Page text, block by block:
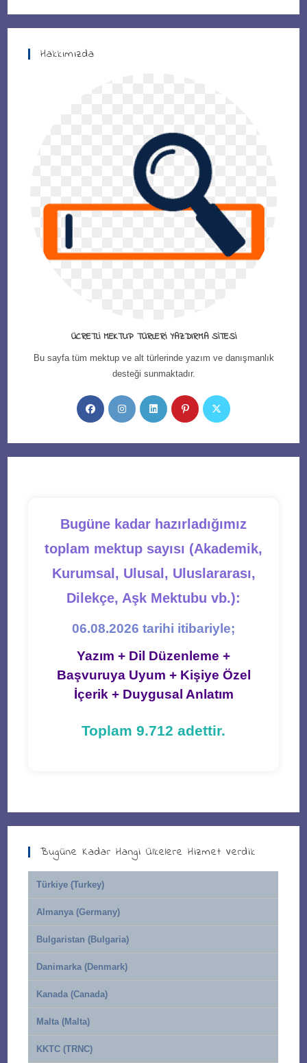
Hakkımızda
ÜCRETLI MEKTUP TÜRLERI YAZDIRMA SITESI
Bu sayfa tüm mektup ve alt türlerinde yazım ve danışmanlık
desteği sunmaktadır.
Opens
in
Opens
in
Opens
in
Opens
in
Opens
Bugüne kadar hazırladığımız
toplam mektup sayısı (Akademik,
Kurumsal, Ulusal, Uluslararası,
Dilekçe, Aşk Mektubu vb.):
06.08.2026 tarihi itibariyle;
Yazım + Dil Düzenleme +
Başvuruya Uyum + Kişiye Özel
İçerik + Duygusal Anlatım
Toplam 9.712 adettir.
Bugüne Kadar Hangi Ülkelere Hizmet Verdik
Türkiye (Turkey)
Almanya (Germany)
Bulgaristan (Bulgaria)
Danimarka (Denmark)
Kanada (Canada)
Malta (Malta)
KKTC (TRNC)